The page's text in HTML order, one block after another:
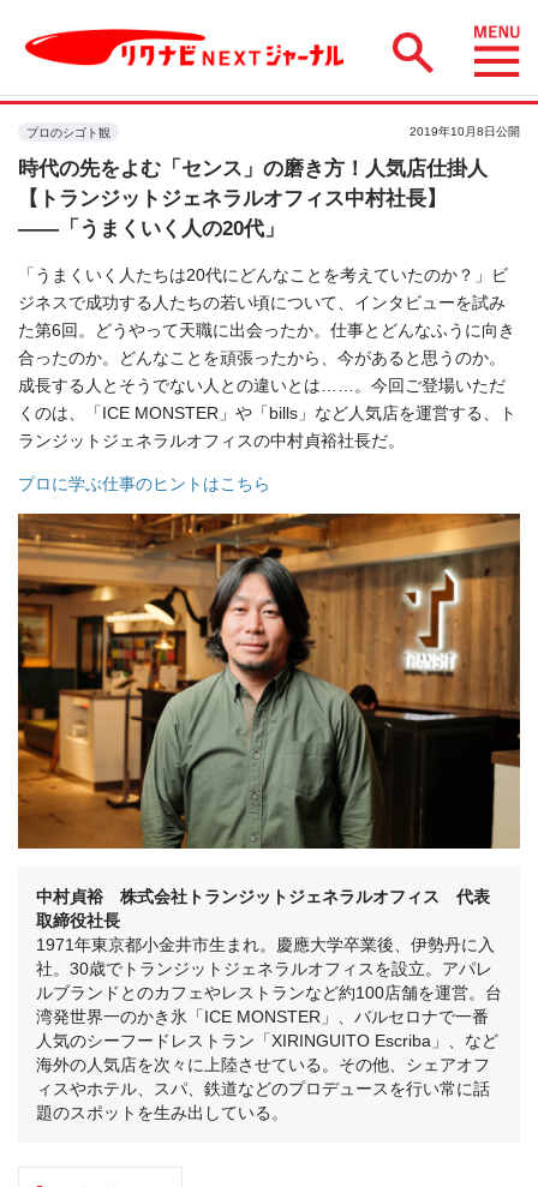
プロのシゴト観 2019年10月8日公開
時代の先をよむ「センス」の磨き方！人気店仕掛人
【トランジットジェネラルオフィス中村社長】
――「うまくいく人の20代」
「うまくいく人たちは20代にどんなことを考えていたのか？」ビ
ジネスで成功する人たちの若い頃について、インタビューを試み
た第6回。どうやって天職に出会ったか。仕事とどんなふうに向き
合ったのか。どんなことを頑張ったから、今があると思うのか。
成長する人とそうでない人との違いとは……。今回ご登場いただ
くのは、「ICE MONSTER」や「bills」など人気店を運営する、ト
ランジットジェネラルオフィスの中村貞裕社長だ。
プロに学ぶ仕事のヒントはこちら
中村貞裕 株式会社トランジットジェネラルオフィス 代表
取締役社長
1971年東京都小金井市生まれ。慶應大学卒業後、伊勢丹に入
社。30歳でトランジットジェネラルオフィスを設立。アパレ
ルブランドとのカフェやレストランなど約100店舗を運営。台
湾発世界一のかき氷「ICE MONSTER」、バルセロナで一番
人気のシーフードレストラン「XIRINGUITO Escriba」、など
海外の人気店を次々に上陸させている。その他、シェアオフ
ィスやホテル、スパ、鉄道などのプロデュースを行い常に話
題のスポットを生み出している。